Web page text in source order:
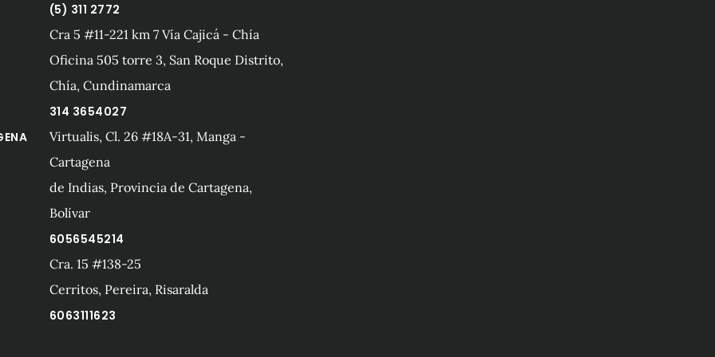
(5) 311 2772
Cra 5 #11-221 km 7 Vía Cajicá - Chía
Oficina 505 torre 3, San Roque Distrito,
Chía, Cundinamarca
314 3654027
Virtualis, Cl. 26 #18A-31, Manga -
Cartagena
de Indias, Provincia de Cartagena,
Bolívar
6056545214
Cra. 15 #138-25
Cerritos, Pereira, Risaralda
6063111623